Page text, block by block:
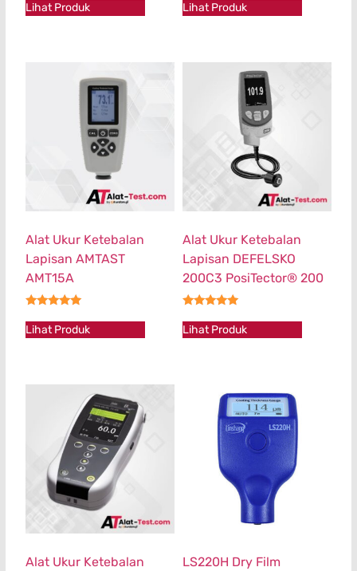
Lihat Produk Lihat Produk
Alat Ukur Ketebalan
Lapisan AMTAST
AMT15A
Lihat Produk
Alat Ukur Ketebalan
Lapisan DEFELSKO
200C3 PosiTector® 200
Lihat Produk
Alat Ukur Ketebalan
LS220H Dry Film